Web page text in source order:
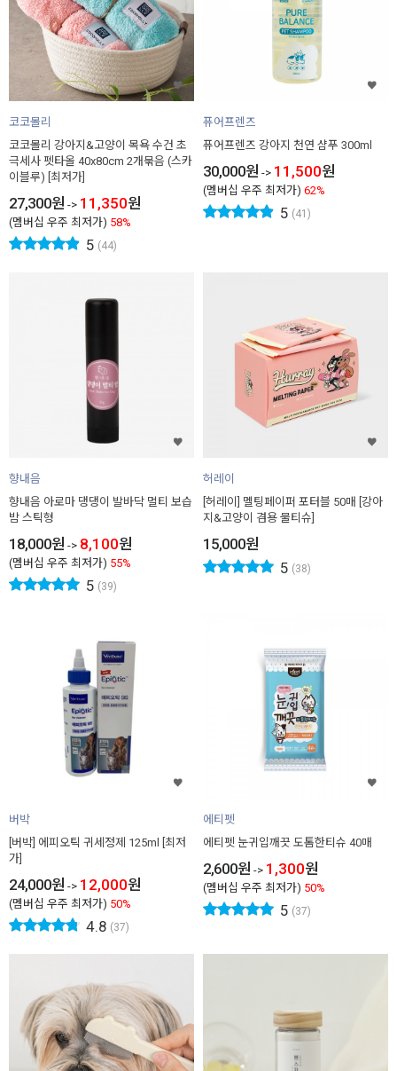
코코몰리
코코몰리 강아지&고양이 목욕 수건 초
극세사 펫타올 40x80cm 2개묶음 (스카
이블루) [최저가]
27,300원 -> 11,350원
(멤버십 우주 최저가) 58%
5 (44)
퓨어프렌즈
퓨어프렌즈 강아지 천연 샴푸 300ml
30,000원 -> 11,500원
(멤버십 우주 최저가) 62%
5 (41)
향내음
향내음 아로마 댕댕이 발바닥 멀티 보습
밤 스틱형
18,000원 -> 8,100원
(멤버십 우주 최저가) 55%
5 (39)
허레이
[허레이] 멜팅페이퍼 포터블 50매 [강아
지&고양이 겸용 물티슈]
15,000원
5 (38)
버박
[버박] 에피오틱 귀세정제 125ml [최저
가]
24,000원 -> 12,000원
(멤버십 우주 최저가) 50%
4.8 (37)
에티펫
에티펫 눈귀입깨끗 도톰한티슈 40매
2,600원 -> 1,300원
(멤버십 우주 최저가) 50%
5 (37)